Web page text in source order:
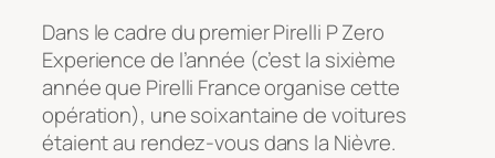
Dans le cadre du premier Pirelli P Zero
Experience de l’année (c’est la sixième
année que Pirelli France organise cette
opération), une soixantaine de voitures
étaient au rendez-vous dans la Nièvre.